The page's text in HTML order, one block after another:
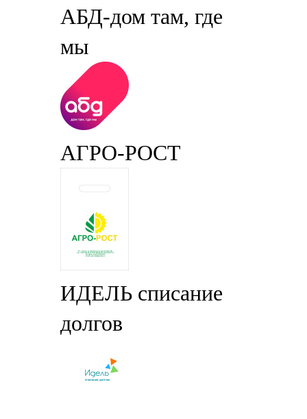
АБД-дом там, где
мы
АГРО-РОСТ
ИДЕЛЬ списание
долгов